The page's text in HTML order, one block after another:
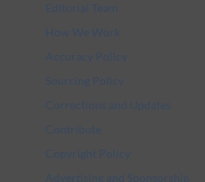
Editorial Team
How We Work
Accuracy Policy
Sourcing Policy
Corrections and Updates
Contribute
Copyright Policy
Advertising and Sponsorship